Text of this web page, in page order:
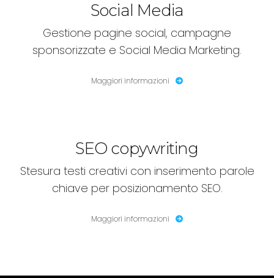
Social Media
Gestione pagine social, campagne
sponsorizzate e Social Media Marketing.
Maggiori informazioni
SEO copywriting
Stesura testi creativi con inserimento parole
chiave per posizionamento SEO.
Maggiori informazioni